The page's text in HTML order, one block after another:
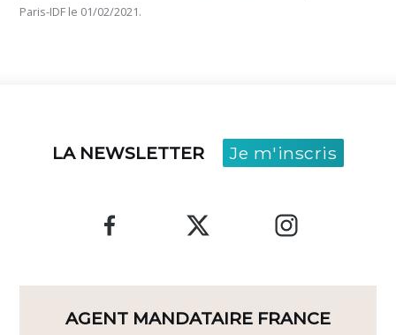
Paris-IDF le 01/02/2021.
LA NEWSLETTER Je m'inscris
AGENT MANDATAIRE FRANCE